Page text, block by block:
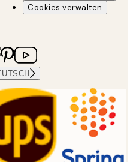
Cookies verwalten